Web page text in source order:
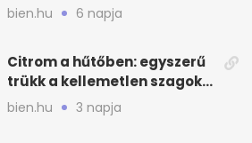
otthonod energiáját
bien.hu 6 napja
Citrom a hűtőben: egyszerű
trükk a kellemetlen szagok
ellen
bien.hu 3 napja